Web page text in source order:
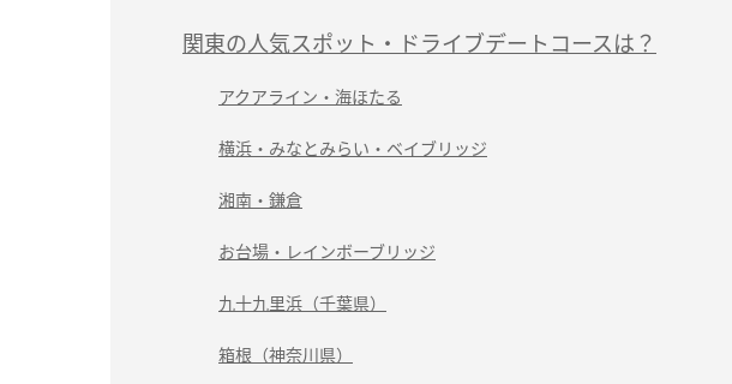
関東の人気スポット・ドライブデートコースは？
アクアライン・海ほたる
横浜・みなとみらい・ベイブリッジ
湘南・鎌倉
お台場・レインボーブリッジ
九十九里浜（千葉県）
箱根（神奈川県）